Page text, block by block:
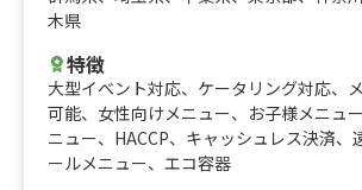
木県
特徴
大型イベント対応、 ケータリング対応、
可能、 女性向けメニュー、 お子様メニュー
ニュー、 HACCP、 キャッシュレス決済、
ールメニュー、 エコ容器